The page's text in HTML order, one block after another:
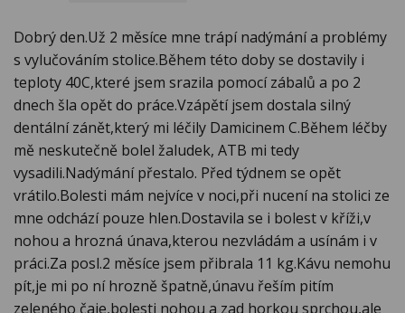
Dobrý den.Už 2 měsíce mne trápí nadýmání a problémy
s vylučováním stolice.Během této doby se dostavily i
teploty 40C,které jsem srazila pomocí zábalů a po 2
dnech šla opět do práce.Vzápětí jsem dostala silný
dentální zánět,který mi léčily Damicinem C.Během léčby
mě neskutečně bolel žaludek, ATB mi tedy
vysadili.Nadýmání přestalo. Před týdnem se opět
vrátilo.Bolesti mám nejvíce v noci,při nucení na stolici ze
mne odchází pouze hlen.Dostavila se i bolest v kříži,v
nohou a hrozná únava,kterou nezvládám a usínám i v
práci.Za posl.2 měsíce jsem přibrala 11 kg.Kávu nemohu
pít,je mi po ní hrozně špatně,únavu řeším pitím
zeleného čaje,bolesti nohou a zad horkou sprchou,ale